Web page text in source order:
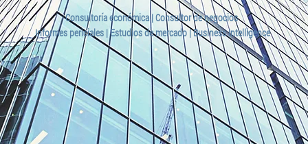
Consultoría económica | Consultor de negocios
Informes periciales | Estudios de mercado | Business Intelligence